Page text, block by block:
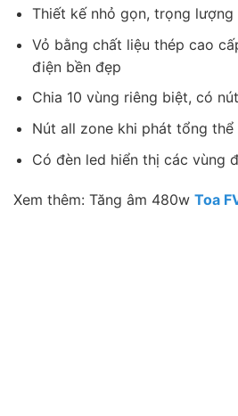
Thiết kế nhỏ gọn, trọng lượng
Vỏ bằng chất liệu thép cao
điện bền đẹp
Chia 10 vùng riêng biệt, có
Nút all zone khi phát tổng
Có đèn led hiển thị các vùng
Xem thêm: Tăng âm 480w Toa